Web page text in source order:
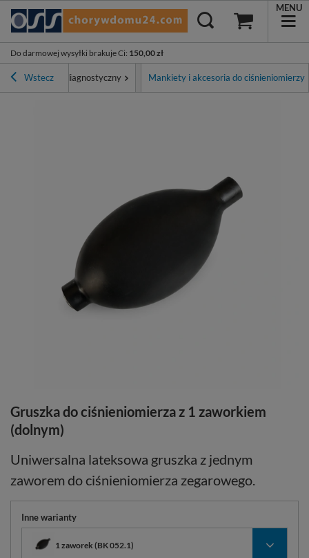
Do darmowej wysyłki brakuje Ci: 150,00 zł
MENU
Wstecz
Sprzęt diagnostyczny Mankiety i akcesoria do ciśnieniomierzy
Gruszka do ciśnieniomierza z 1 zaworkiem
(dolnym)
Uniwersalna lateksowa gruszka z jednym
zaworem do ciśnieniomierza zegarowego.
Inne warianty
1 zaworek (BK 052.1)